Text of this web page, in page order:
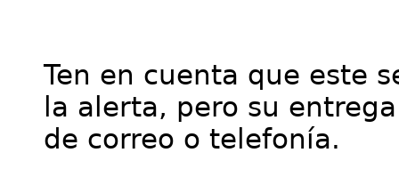
Ten en cuenta que este
la alerta, pero su
de correo o telefonía.